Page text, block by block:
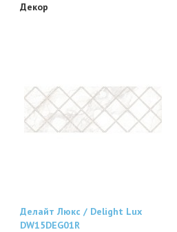
Декор
Делайт Люкс / Delight Lux
DW15DEG01R